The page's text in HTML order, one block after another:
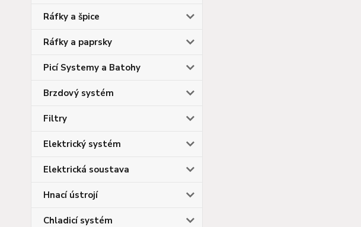
Ráfky a špice
Ráfky a paprsky
Picí Systemy a Batohy
Brzdový systém
Filtry
Elektrický systém
Elektrická soustava
Hnací ústrojí
Chladicí systém